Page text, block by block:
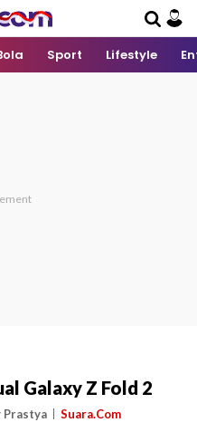
Sport Lifestyle
Galaxy Z Fold 2
Prastya Suara.Com